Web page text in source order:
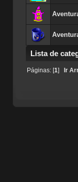
Lista de
Todos 0-9
Páginas: [1] Ir